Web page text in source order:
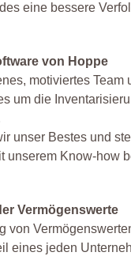
eine bessere
von Hoppe
motiviertes Team
um die
unser Bestes und
unserem Know-how
Vermögenswerte
von
eines jeden